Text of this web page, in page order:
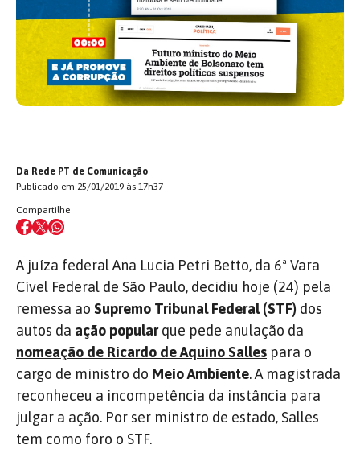
Da Rede PT de Comunicação
Publicado em 25/01/2019 às 17h37
Compartilhe
A juíza federal Ana Lucia Petri Betto, da 6ª Vara
Cível Federal de São Paulo, decidiu hoje (24) pela
remessa ao Supremo Tribunal Federal (STF) dos
autos da ação popularque pede anulação da
nomeação de Ricardo de Aquino Salles para o
cargo de ministro do Meio Ambiente. A magistrada
reconheceu a incompetência da instância para
julgar a ação. Por ser ministro de estado, Salles
tem como foro o STF.